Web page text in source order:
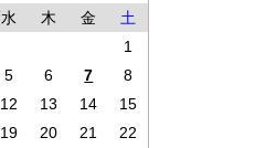
水 木 金
土
1
5 6 7
8
12 13 14
15
19 20 21
22